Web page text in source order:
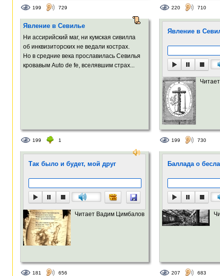
199 729 220 710
Явление в Севилье
Ни ассирийский маг, ни кумская сивилла
об инквизиторских не ведали кострах.
Но в средние века прославилась Севилья
кровавым Auto de fe, вселявшим страх...
199 1
Явление в
199 730
Так было и будет, мой друг
Читает Вадим Цимбалов
181 656
Баллада о
207 683